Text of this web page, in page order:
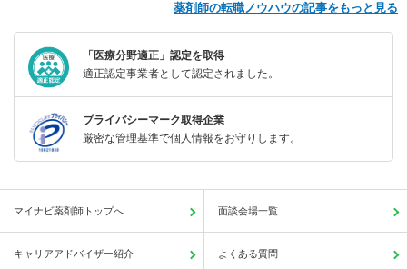
薬剤師の転職ノウハウの記事をもっと見る
「医療分野適正」認定を取得
適正認定事業者として認定されました。
プライバシーマーク取得企業
厳密な管理基準で個人情報をお守りします。
マイナビ薬剤師トップへ 面談会場一覧
キャリアアドバイザー紹介 よくある質問